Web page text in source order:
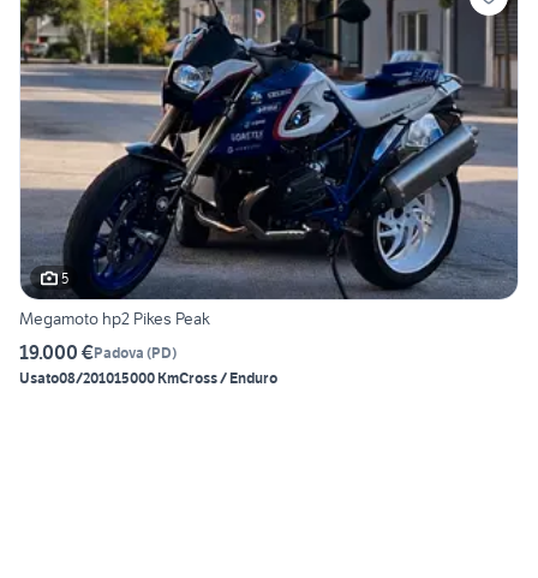
5
Megamoto hp2 Pikes Peak
19.000 €Padova (PD)
Usato08/201015000 KmCross / Enduro